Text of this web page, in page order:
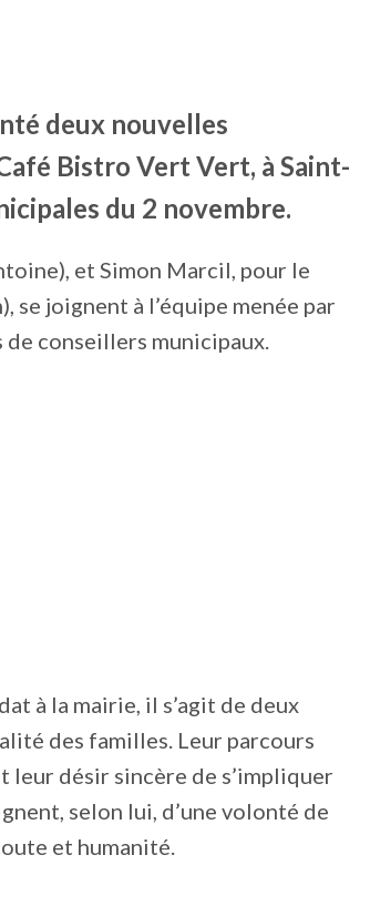
deux nouvelles
Bistro Vert Vert, à Saint-
du 2 novembre.
et Simon Marcil, pour le
joignent à l’équipe menée par
de conseillers municipaux.
à la mairie, il s’agit de deux
des familles. Leur parcours
leur désir sincère de s’impliquer
selon lui, d’une volonté de
et humanité.